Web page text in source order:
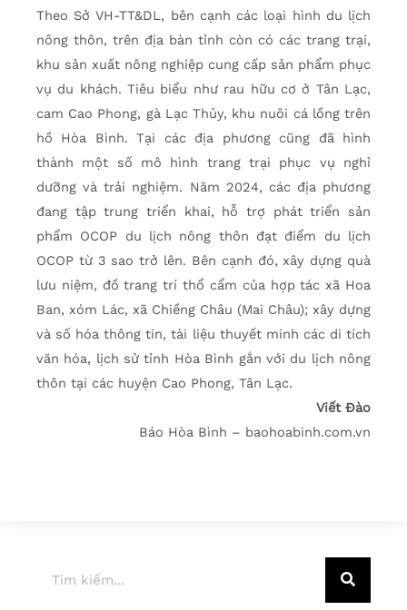
Theo Sở VH-TT&DL, bên cạnh các loại hình du lịch
nông thôn, trên địa bàn tỉnh còn có các trang trại,
khu sản xuất nông nghiệp cung cấp sản phẩm phục
vụ du khách. Tiêu biểu như rau hữu cơ ở Tân Lạc,
cam Cao Phong, gà Lạc Thủy, khu nuôi cá lồng trên
hồ Hòa Bình. Tại các địa phương cũng đã hình
thành một số mô hình trang trại phục vụ nghỉ
dưỡng và trải nghiệm. Năm 2024, các địa phương
đang tập trung triển khai, hỗ trợ phát triển sản
phẩm OCOP du lịch nông thôn đạt điểm du lịch
OCOP từ 3 sao trở lên. Bên cạnh đó, xây dựng quà
lưu niệm, đồ trang trí thổ cẩm của hợp tác xã Hoa
Ban, xóm Lác, xã Chiềng Châu (Mai Châu); xây dựng
và số hóa thông tin, tài liệu thuyết minh các di tích
văn hóa, lịch sử tỉnh Hòa Bình gắn với du lịch nông
thôn tại các huyện Cao Phong, Tân Lạc.
Viết Đào
Báo Hòa Bình – baohoabinh.com.vn